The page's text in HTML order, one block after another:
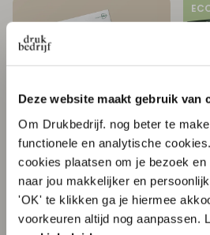
Deze website maakt gebruik van
Om Drukbedrijf. nog beter te
functionele en analytische
cookies plaatsen om je bezoek
naar jou makkelijker en
'OK' te klikken ga je hiermee
voorkeuren altijd nog aanpassen.
FSC Briefpapier
Vanaf € 0,07 per stuk
FSC gecertificeerd
10% korting op